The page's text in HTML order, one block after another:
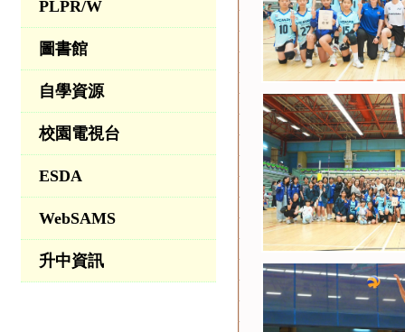
PLPR/W
圖書館
自學資源
校園電視台
ESDA
WebSAMS
升中資訊